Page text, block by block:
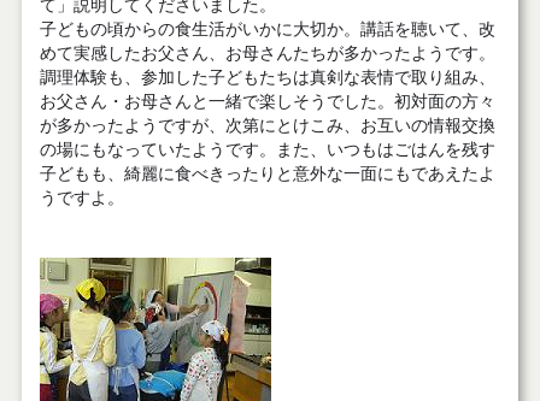
て」説明してくださいました。
子どもの頃からの食生活がいかに大切か。講話を聴いて、改
めて実感したお父さん、お母さんたちが多かったようです。
調理体験も、参加した子どもたちは真剣な表情で取り組み、
お父さん・お母さんと一緒で楽しそうでした。初対面の方々
が多かったようですが、次第にとけこみ、お互いの情報交換
の場にもなっていたようです。また、いつもはごはんを残す
子どもも、綺麗に食べきったりと意外な一面にもであえたよ
うですよ。